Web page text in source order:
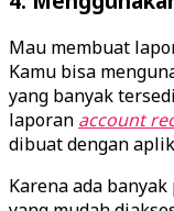
Mau membuat
Kamu bisa
yang banyak
laporan account
dibuat dengan
Karena ada